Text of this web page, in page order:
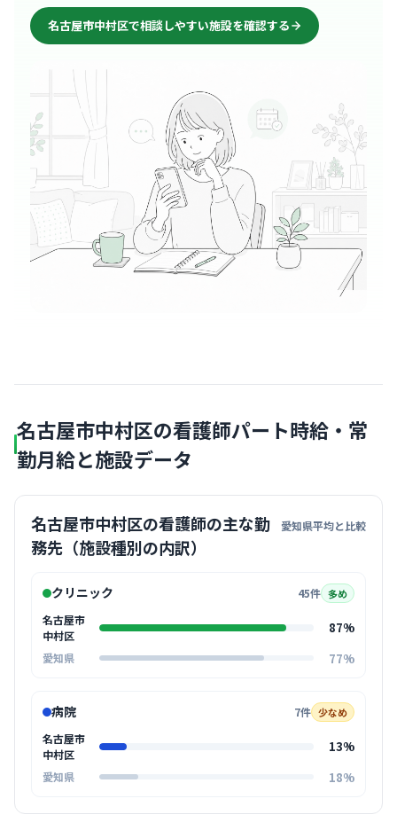
名古屋市中村区で相談しやすい施設を確認する
名古屋市中村区の看護師パート時給・常
勤月給と施設データ
名古屋市中村区の看護師の主な勤
務先（施設種別の内訳）
愛知県平均と比較
クリニック 45件 多め
名古屋市
中村区
87%
愛知県 77%
病院 7件 少なめ
名古屋市
中村区
13%
愛知県 18%